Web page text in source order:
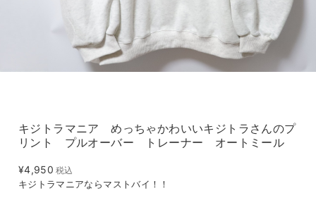
キジトラマニア めっちゃかわいいキジトラさんのプ
リント プルオーバー トレーナー オートミール
¥4,950 税込
キジトラマニアならマストバイ！！